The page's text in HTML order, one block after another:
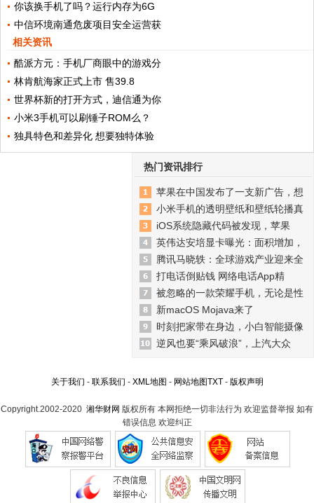
你该换手机了吗？运行内存为6G
中信环境南通危废项目安全运营获
相关资讯
酷派方元：手机厂商眼中的游戏分
林肯航海家正式上市 售39.8
世界杯新的打开方式，迪信通为你
小米3手机可以刷锤子ROM么？
独具特色和差异化 想要独特体验
热门资讯排行
苹果在中国发布了一支新广告，想
小米手机的透明壁纸和壁纸轮播真
iOS系统隐藏代码被发现，苹果
英伟达安培显卡曝光：面积增加，
腾讯马晓轶：全球游戏产业迎来全
打电话倒贴钱 网络电话App精
被忽略的一款荣耀手机，无论是性
新macOS Mojava来了
时刻把家带在身边，小白智能摄像
逆风也要“乘风破浪”，上汽大众
关于我们 - 联系我们 - XML地图 - 网站地图TXT- 版权声明
Copyright.2002-2020 湘华财网 版权所有 本网拒绝一切非法行为 欢迎监督举报 如有
错误信息 欢迎纠正